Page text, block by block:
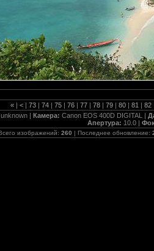
« | < | 73 | 74 | 75 | 76 | 77 | 78 | 79 | 80 | 81 | 82
unknown | Камера: Canon EOS 400D DIGITAL |
Апертура: 10.0 |
изображений: 260 | Последнее обновление: